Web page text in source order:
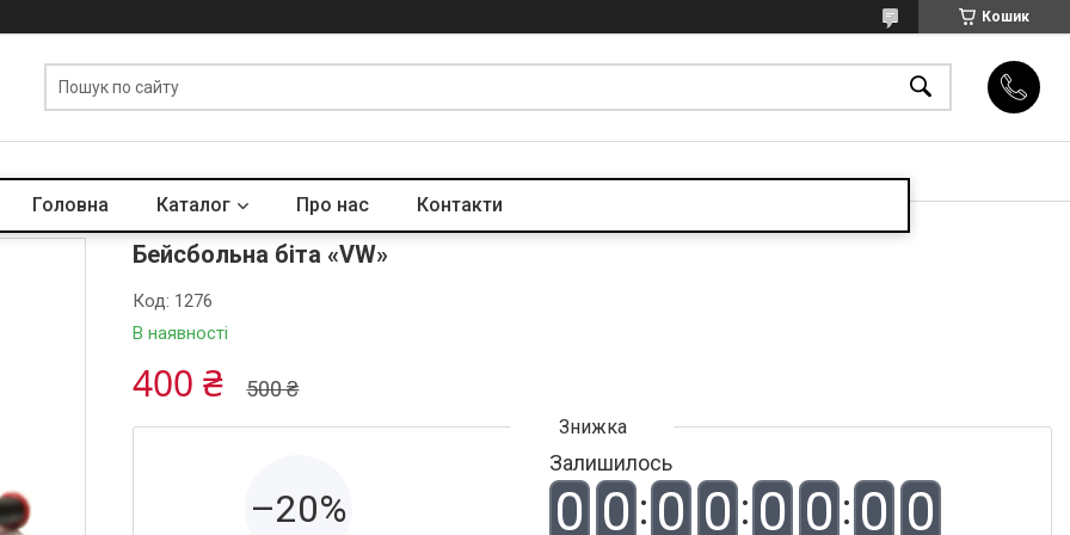
Кошик
Головна Каталог Про нас Контакти
Бейсбольна біта «VW»
В наявності
Код: 1276
500 ₴
400 ₴
–20%
Залишилось
0 0 0 0 0 0 0 0